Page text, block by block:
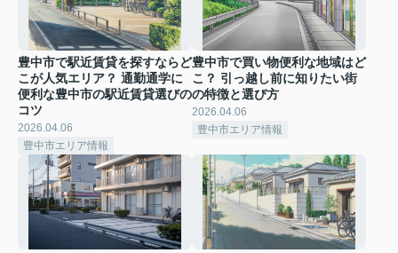
豊中市で駅近賃貸を探すならど
こが人気エリア？ 通勤通学に
便利な豊中市の駅近賃貸選びの
コツ
2026.04.06
豊中市エリア情報
豊中市で買い物便利な地域はど
こ？ 引っ越し前に知りたい街
の特徴と選び方
2026.04.06
豊中市エリア情報